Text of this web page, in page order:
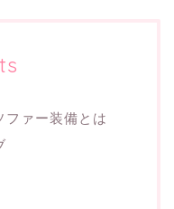
ファー装備とは